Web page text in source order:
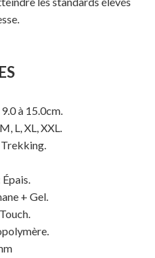
EN LIGNE
à 15.0cm.
L, XL, XXL.
+ Gel.